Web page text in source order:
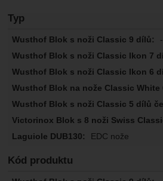
Typ
-
EDC nože
Kód produktu